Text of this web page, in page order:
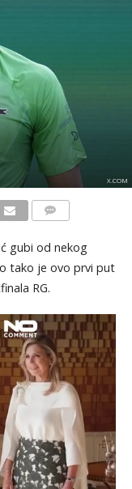
X.COM
gubi od nekog
tako je ovo prvi put
RG.